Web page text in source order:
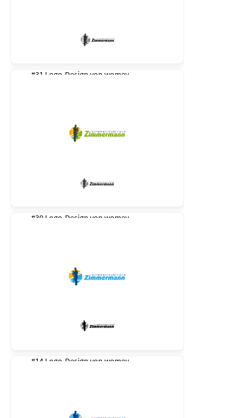
#31 Logo-Design von womey
#30 Logo-Design von womey
#14 Logo-Design von womey